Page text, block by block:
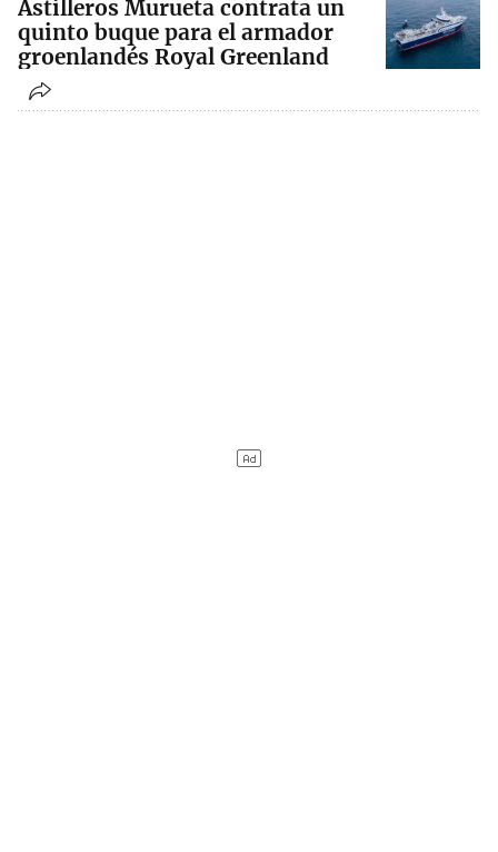
Astilleros Murueta contrata un
quinto buque para el armador
groenlandés Royal Greenland